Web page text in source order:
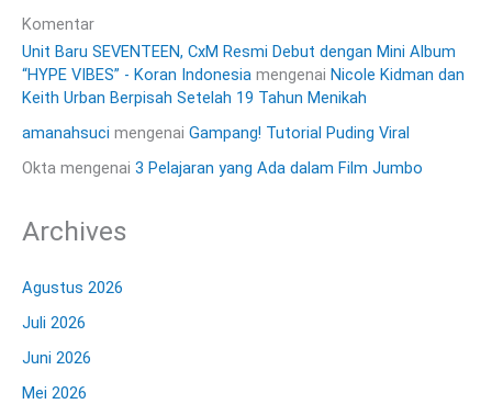
Komentar
Unit Baru SEVENTEEN, CxM Resmi Debut dengan Mini Album
“HYPE VIBES” - Koran Indonesia mengenai Nicole Kidman dan
Keith Urban Berpisah Setelah 19 Tahun Menikah
amanahsuci mengenai Gampang! Tutorial Puding Viral
Okta mengenai 3 Pelajaran yang Ada dalam Film Jumbo
Archives
Agustus 2026
Juli 2026
Juni 2026
Mei 2026